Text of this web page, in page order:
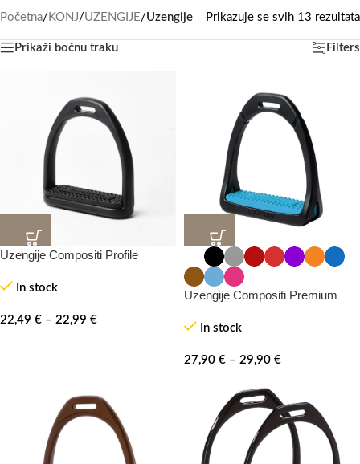
Početna/ KONJ/UZENGIJE/Uzengije Prikazuje se svih 13 rezultata
Prikaži bočnu traku Filters
Uzengije Compositi Profile
In stock
22,49 € – 22,99 €
Uzengije Compositi Premium
In stock
27,90 € – 29,90 €